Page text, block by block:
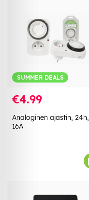
SUMMER DEALS
€4.99
Analoginen ajastin, 24h,
16A